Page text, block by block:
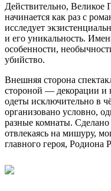
Действительно, Великое
начинается как раз с
исследует
и его уникальность.
особенности,
убийство.
Внешняя сторона
стороной — декорации и
одеты исключительно в
организовано условно,
разные комнаты. Сделано
отвлекаясь на мишуру,
главного героя, Родиона